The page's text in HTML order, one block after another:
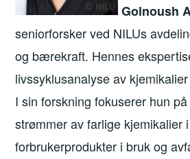
Golnoush
seniorforsker ved NILUs
og bærekraft. Hennes
livssyklusanalyse av
I sin forskning fokuserer hun
strømmer av farlige kjemikalier i
forbrukerprodukter i bruk og